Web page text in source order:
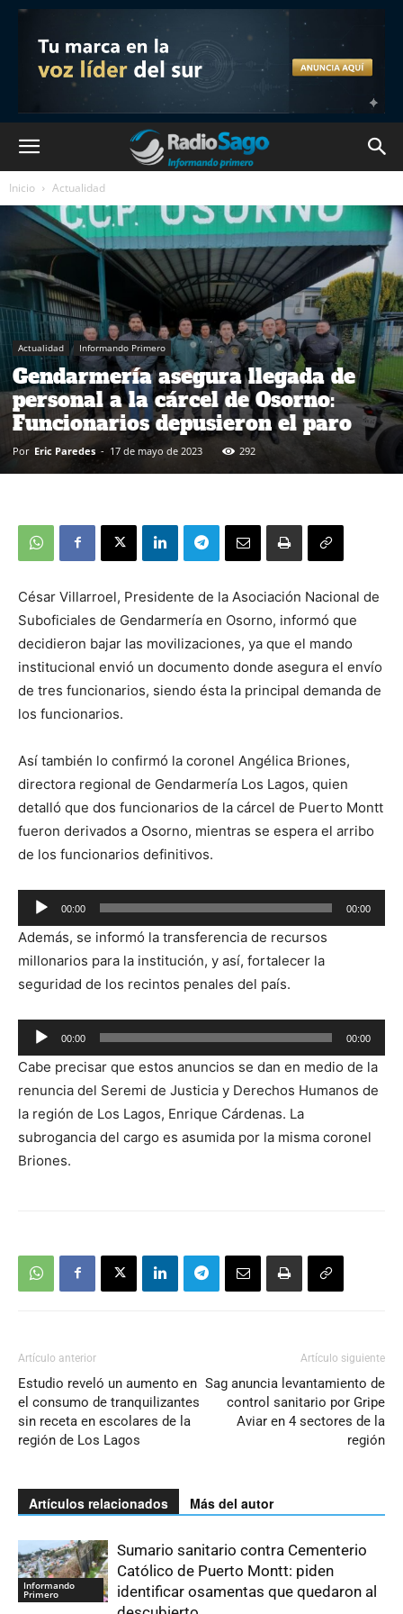
Inicio Actualidad
Actualidad Informando Primero
Gendarmería asegura llegada de
personal a la cárcel de Osorno:
Funcionarios depusieron el paro
Por Eric Paredes - 17 de mayo de 2023 292
César Villarroel, Presidente de la Asociación Nacional de
Suboficiales de Gendarmería en Osorno, informó que
decidieron bajar las movilizaciones, ya que el mando
institucional envió un documento donde asegura el envío
de tres funcionarios, siendo ésta la principal demanda de
los funcionarios.
Así también lo confirmó la coronel Angélica Briones,
directora regional de Gendarmería Los Lagos, quien
detalló que dos funcionarios de la cárcel de Puerto Montt
fueron derivados a Osorno, mientras se espera el arribo
de los funcionarios definitivos.
Reproductor
de
audio
00:00 00:00
Además, se informó la transferencia de recursos
millonarios para la institución, y así, fortalecer la
seguridad de los recintos penales del país.
Reproductor
de
audio
00:00 00:00
Cabe precisar que estos anuncios se dan en medio de la
renuncia del Seremi de Justicia y Derechos Humanos de
la región de Los Lagos, Enrique Cárdenas. La
subrogancia del cargo es asumida por la misma coronel
Briones.
Artículo anterior
Estudio reveló un aumento en
el consumo de tranquilizantes
sin receta en escolares de la
región de Los Lagos
Artículo siguiente
Sag anuncia levantamiento de
control sanitario por Gripe
Aviar en 4 sectores de la
región
Artículos relacionados Más del autor
Informando
Primero
Sumario sanitario contra Cementerio
Católico de Puerto Montt: piden
identificar osamentas que quedaron al